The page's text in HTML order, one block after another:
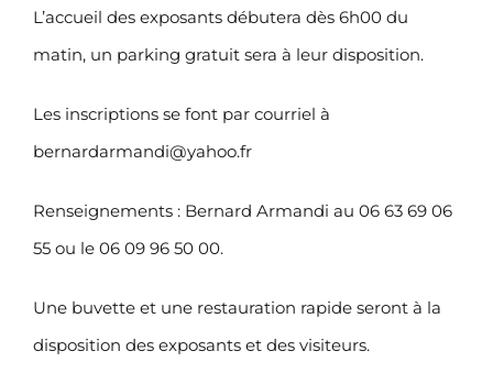
L’accueil des exposants débutera dès 6h00 du
matin, un parking gratuit sera à leur disposition.
Les inscriptions se font par courriel à
bernardarmandi@yahoo.fr
Renseignements : Bernard Armandi au 06 63 69 06
55 ou le 06 09 96 50 00.
Une buvette et une restauration rapide seront à la
disposition des exposants et des visiteurs.